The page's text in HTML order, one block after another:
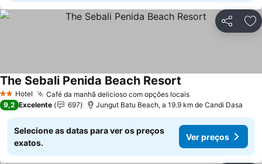
Partilhar
2 Estrelas
Hotel Café da manhã delicioso com opções locais
The Sebali Penida Beach Resort
9,2 Excelente 697 Jungut Batu Beach, a 19.9 km de Candi Dasa
Selecione as datas para ver os preços
exatos.
Ver preços